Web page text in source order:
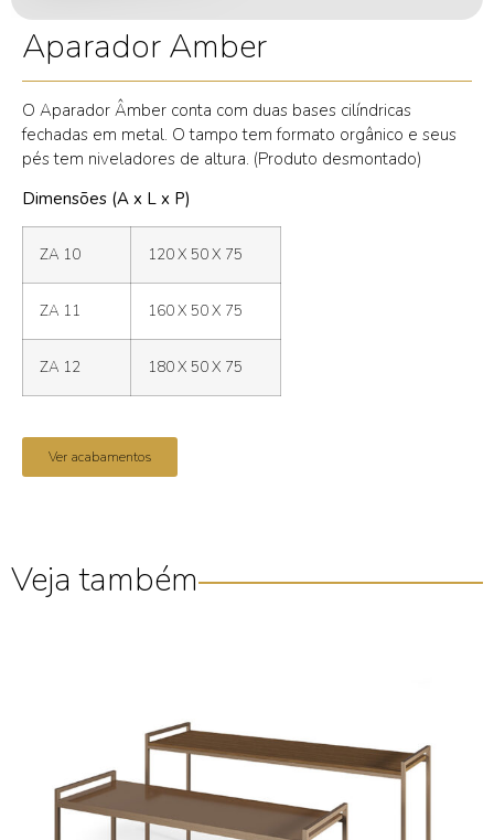
Aparador Amber
O Aparador Âmber conta com duas bases cilíndricas
fechadas em metal. O tampo tem formato orgânico e seus
pés tem niveladores de altura. (Produto desmontado)
Dimensões (A x L x P)
ZA 10 120 X 50 X 75
ZA 11 160 X 50 X 75
ZA 12 180 X 50 X 75
Ver acabamentos
Veja também